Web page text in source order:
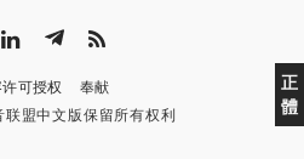
正
體
许可授权
奉献
盟中文版保留所有权利